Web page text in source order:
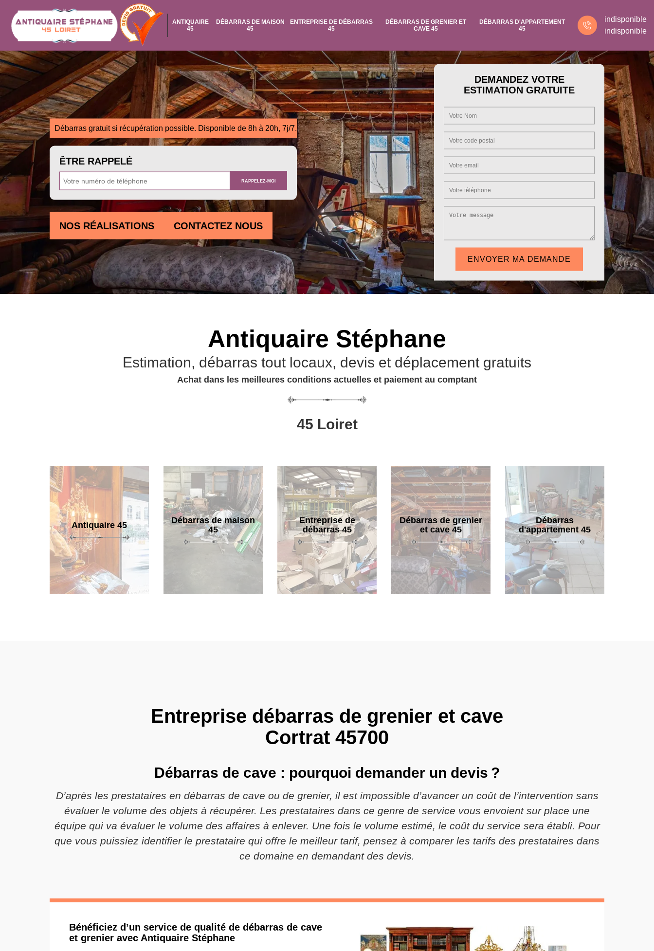
ANTIQUAIRE
45
DÉBARRAS DE MAISON
45
ENTREPRISE DE DÉBARRAS
45
DÉBARRAS DE GRENIER ET
CAVE 45
DÉBARRAS D'APPARTEMENT
45
indisponible
indisponible
Débarras gratuit si récupération possible. Disponible de 8h à 20h, 7j/7.
ÊTRE RAPPELÉ
NOS RÉALISATIONS CONTACTEZ NOUS
DEMANDEZ VOTRE
ESTIMATION GRATUITE
Antiquaire Stéphane
Estimation, débarras tout locaux, devis et déplacement gratuits
Achat dans les meilleures conditions actuelles et paiement au comptant
45 Loiret
Antiquaire 45
Débarras de maison
45
Entreprise de
débarras 45
Débarras de grenier
et cave 45
Débarras
d'appartement 45
Entreprise débarras de grenier et cave
Cortrat 45700
Débarras de cave : pourquoi demander un devis ?
D’après les prestataires en débarras de cave ou de grenier, il est impossible d’avancer un coût de l’intervention sans
évaluer le volume des objets à récupérer. Les prestataires dans ce genre de service vous envoient sur place une
équipe qui va évaluer le volume des affaires à enlever. Une fois le volume estimé, le coût du service sera établi. Pour
que vous puissiez identifier le prestataire qui offre le meilleur tarif, pensez à comparer les tarifs des prestataires dans
ce domaine en demandant des devis.
Bénéficiez d’un service de qualité de débarras de cave
et grenier avec Antiquaire Stéphane